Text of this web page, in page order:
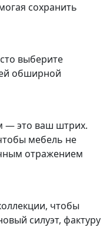
сохранить
выберите
обширной
— это ваш штрих.
мебель не
отражением
чтобы
силуэт, фактуру